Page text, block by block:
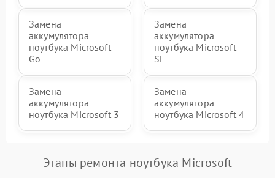
Замена
аккумулятора
ноутбука Microsoft
Go
Замена
аккумулятора
ноутбука Microsoft
SE
Замена
аккумулятора
ноутбука Microsoft 3
Замена
аккумулятора
ноутбука Microsoft 4
Этапы ремонта ноутбука Microsoft